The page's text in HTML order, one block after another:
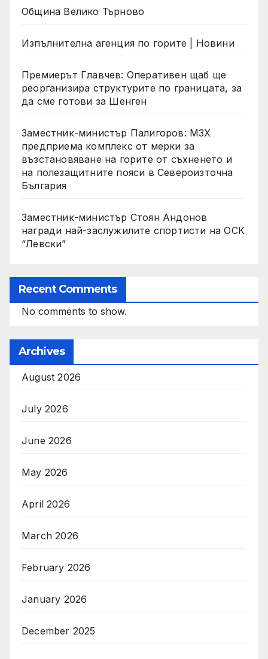
Община Велико Търново
Изпълнителна агенция по горите | Новини
Премиерът Главчев: Оперативен щаб ще
реорганизира структурите по границата, за
да сме готови за Шенген
Заместник-министър Палигоров: МЗХ
предприема комплекс от мерки за
възстановяване на горите от съхненето и
на полезащитните пояси в Североизточна
България
Заместник-министър Стоян Андонов
награди най-заслужилите спортисти на ОСК
“Левски”
Recent Comments
No comments to show.
Archives
August 2026
July 2026
June 2026
May 2026
April 2026
March 2026
February 2026
January 2026
December 2025